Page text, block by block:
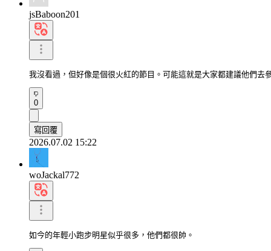
jsBaboon201
我沒看過，但好像是個很火紅的節目。可能這就是大家都建議他們去
0
寫回覆
2026.07.02 15:22
woJackal772
如今的年輕小跑步明星似乎很多，他們都很帥。